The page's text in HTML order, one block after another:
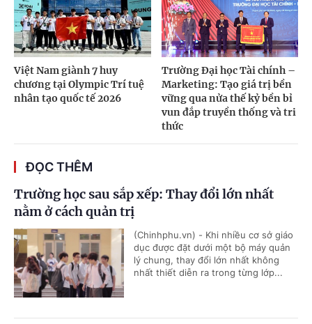
Việt Nam giành 7 huy
chương tại Olympic Trí tuệ
nhân tạo quốc tế 2026
Trường Đại học Tài chính –
Marketing: Tạo giá trị bền
vững qua nửa thế kỷ bền bỉ
vun đắp truyền thống và tri
thức
ĐỌC THÊM
Trường học sau sắp xếp: Thay đổi lớn nhất
nằm ở cách quản trị
(Chinhphu.vn) - Khi nhiều cơ sở giáo
dục được đặt dưới một bộ máy quản
lý chung, thay đổi lớn nhất không
nhất thiết diễn ra trong từng lớp...